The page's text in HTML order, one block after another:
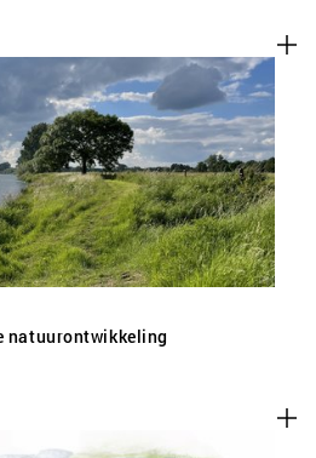
natuurontwikkeling